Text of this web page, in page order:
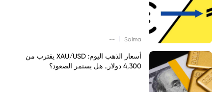
Salma
--
أسعار الذهب اليوم: XAU/USD يقترب من
4,300 دولار.. هل يستمر الصعود؟